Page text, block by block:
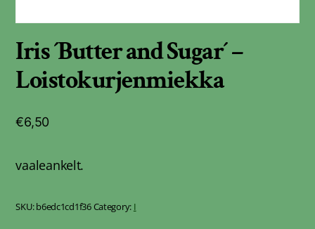
Iris ´Butter and Sugar´ –
Loistokurjenmiekka
€6,50
vaaleankelt.
SKU:b6edc1cd1f36Category: I